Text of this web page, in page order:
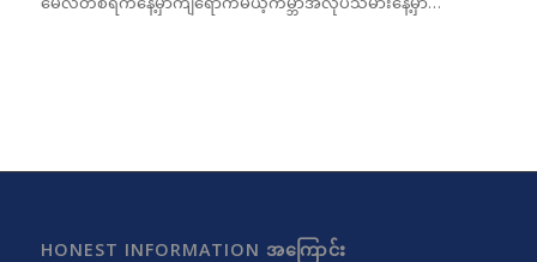
HONEST INFORMATION အကြောင်း